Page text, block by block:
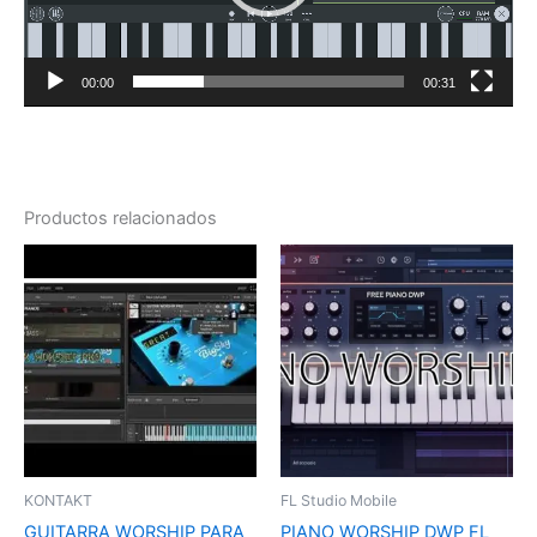
00:00 00:31
Productos relacionados
KONTAKT
GUITARRA WORSHIP PARA
FL Studio Mobile
PIANO WORSHIP DWP FL